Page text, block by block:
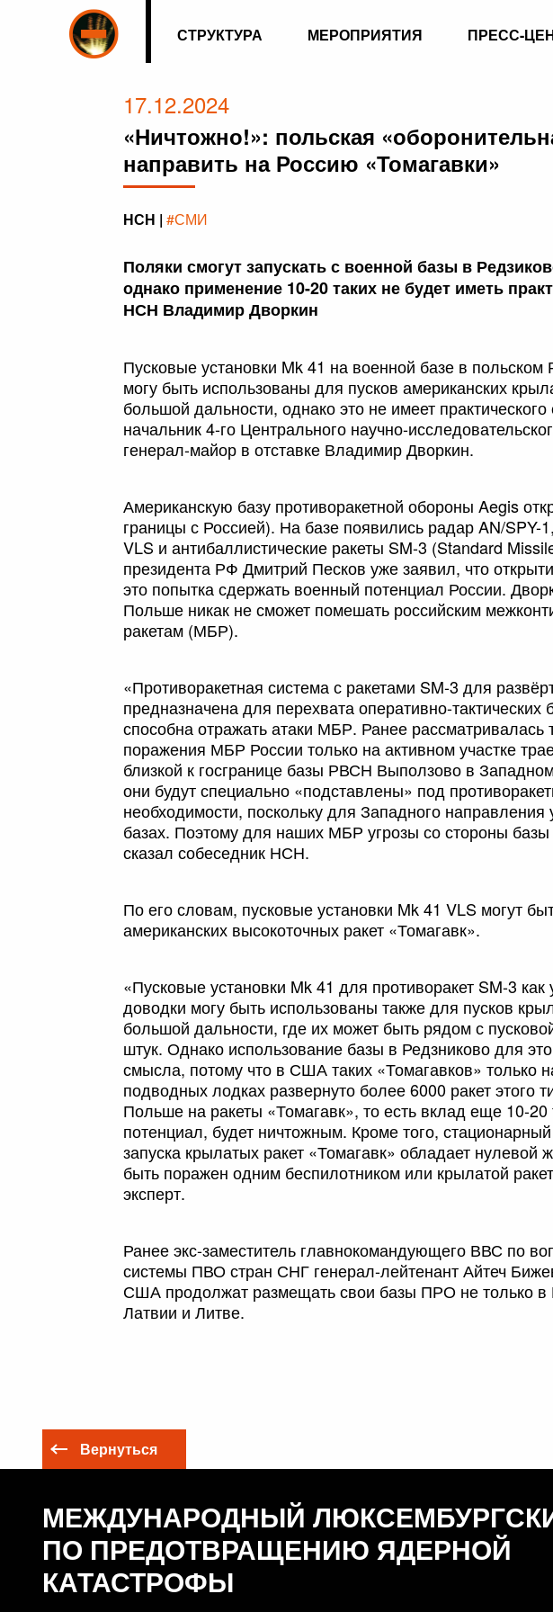
СТРУКТУРА МЕРОПРИЯТИЯ ПРЕСС-
17.12.2024
«Ничтожно!»: польская
направить на Россию «Томагавки»
НСН | #СМИ
Поляки смогут запускать с военной базы в
однако применение 10-20 таких не будет иметь
НСН Владимир Дворкин
Пусковые установки Mk 41 на военной базе в польском
могу быть использованы для пусков американских
большой дальности, однако это не имеет
начальник 4-го Центрального научно-
генерал-майор в отставке Владимир Дворкин.
Американскую базу противоракетной обороны Aegis
границы с Россией). На базе появились радар AN/SPY-
VLS и антибаллистические ракеты SM-3 (Standard
президента РФ Дмитрий Песков уже заявил, что
это попытка сдержать военный потенциал России.
Польше никак не сможет помешать российским
ракетам (МБР).
«Противоракетная система с ракетами SM-3 для
предназначена для перехвата оперативно-тактических
способна отражать атаки МБР. Ранее рассматривалась
поражения МБР России только на активном участке
близкой к госгранице базы РВСН Выползово в
они будут специально «подставлены» под
необходимости, поскольку для Западного
базах. Поэтому для наших МБР угрозы со стороны
сказал собеседник НСН.
По его словам, пусковые установки Mk 41 VLS могут
американских высокоточных ракет «Томагавк».
«Пусковые установки Mk 41 для противоракет SM-3
доводки могу быть использованы также для пусков
большой дальности, где их может быть рядом с
штук. Однако использование базы в Редзниково для
смысла, потому что в США таких «Томагавков» только
подводных лодках развернуто более 6000 ракет этого
Польше на ракеты «Томагавк», то есть вклад еще 10-
потенциал, будет ничтожным. Кроме того,
запуска крылатых ракет «Томагавк» обладает нулевой
быть поражен одним беспилотником или крылатой
эксперт.
Ранее экс-заместитель главнокомандующего ВВС по
системы ПВО стран СНГ генерал-лейтенант Айтеч
США продолжат размещать свои базы ПРО не только
Латвии и Литве.
Вернуться
МЕЖДУНАРОДНЫЙ
ПО ПРЕДОТВРАЩЕНИЮ ЯДЕРНОЙ
КАТАСТРОФЫ